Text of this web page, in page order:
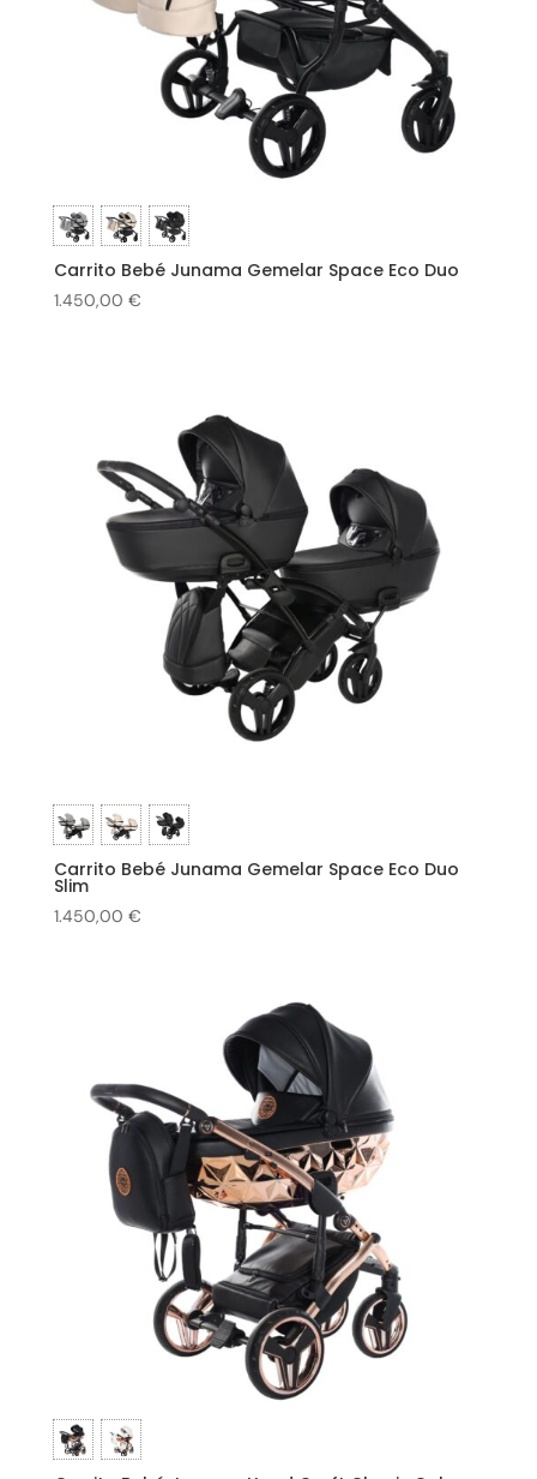
Carrito Bebé Junama Gemelar Space Eco Duo
1.450,00 €
Carrito Bebé Junama Gemelar Space Eco Duo
Slim
1.450,00 €